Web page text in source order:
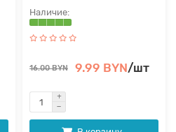
16.00 BYN 9.99 BYN/шт